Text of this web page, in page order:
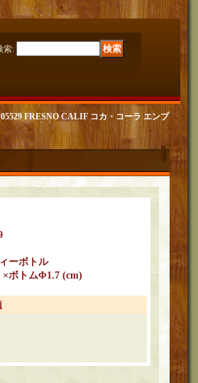
索:
FRESNO CALIF コカ・コーラ エンプ
ーボトル
×ボトムΦ1.7 (cm)